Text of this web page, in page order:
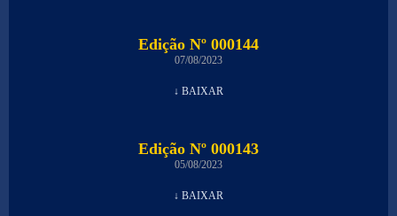
Edição Nº 000144
07/08/2023
↓ BAIXAR
Edição Nº 000143
05/08/2023
↓ BAIXAR